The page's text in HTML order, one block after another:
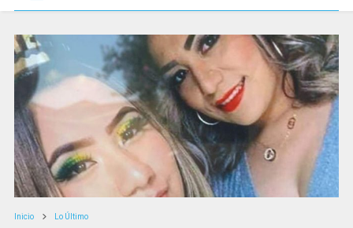
Inicio Lo Último